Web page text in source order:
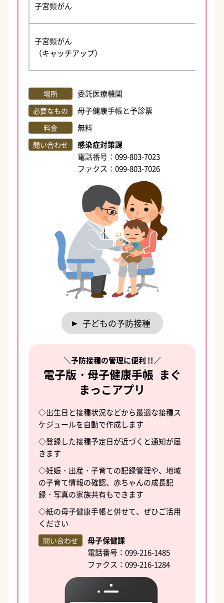
子宮頸がん
子宮頸がん
（キャッチアップ）
場所 委託医療機関
必要なもの 母子健康手帳と予診票
料金 無料
問い合わせ
感染症対策課
電話番号：099-803-7023
ファクス：099-803-7026
子どもの予防接種
＼予防接種の管理に便利 !!／
電子版・母子健康手帳 まぐ
まっこアプリ
◇出生日と接種状況などから最適な接種ス
ケジュールを自動で作成します
◇登録した接種予定日が近づくと通知が届
きます
◇妊娠・出産・子育ての記録管理や、地域
の子育て情報の確認、赤ちゃんの成長記
録・写真の家族共有もできます
◇紙の母子健康手帳と併せて、ぜひご活用
ください
問い合わせ
母子保健課
電話番号：099-216-1485
ファクス：099-216-1284